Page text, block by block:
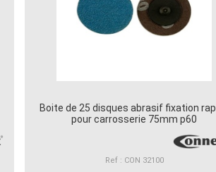
Boite de 25 disques abrasif fixation
pour carrosserie 75mm p60
Ref : CON 32100